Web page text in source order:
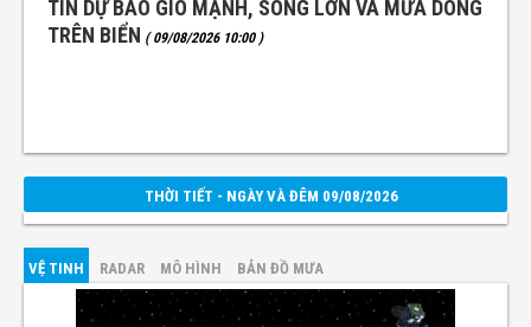
TIN DỰ BÁO GIÓ MẠNH, SÓNG LỚN VÀ MƯA DÔNG
TRÊN BIỂN ( 09/08/2026 10:00 )
THỜI TIẾT - NGÀY VÀ ĐÊM 09/08/2026
VỆ TINH RADAR MÔ HÌNH BẢN ĐỒ MƯA